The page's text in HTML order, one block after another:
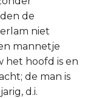
de
niet
mannetje
het hoofd is en
de man is
d.i.